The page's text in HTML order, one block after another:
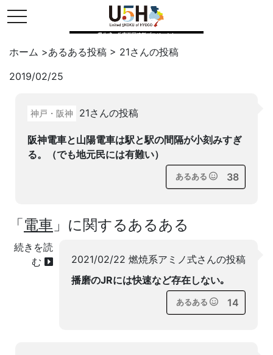
toggle navigation
県公式・兵庫五国連邦プロジェクト
ホーム >あるある投稿 > 21さんの投稿
2019/02/25
神戸・阪神 21さんの投稿
阪神電車と山陽電車は駅と駅の間隔が小刻みすぎ
る。（でも地元民には有難い）
あるある 38
「電車 」に関するあるある
2021/02/22 燃焼系アミノ式さんの投稿
播磨のJRには快速など存在しない｡
あるある 14
続きを読
む